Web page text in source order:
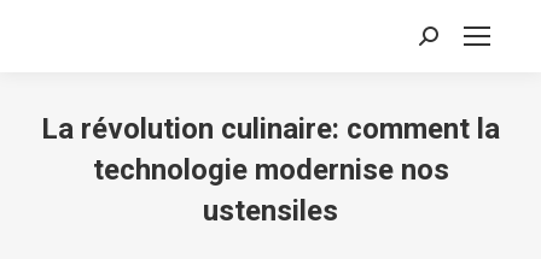
Recherche
La révolution culinaire: comment la
technologie modernise nos
ustensiles